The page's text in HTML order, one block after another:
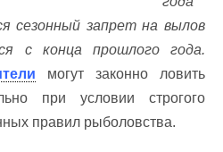
сезонный запрет на вылов
с конца прошлого года.
могут законно ловить
при условии строгого
правил рыболовства.